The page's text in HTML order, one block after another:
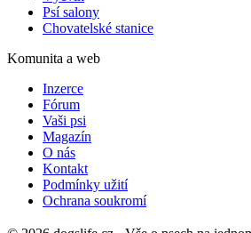
Psí salony
Chovatelské stanice
Komunita a web
Inzerce
Fórum
Vaši psi
Magazín
O nás
Kontakt
Podmínky užití
Ochrana soukromí